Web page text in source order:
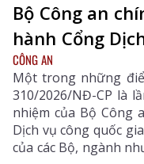
Bộ Công an
hành Cổng
CÔNG AN
Một trong những
310/2026/NĐ-CP là
nhiệm của Bộ Công
Dịch vụ công quốc
của các Bộ, ngành